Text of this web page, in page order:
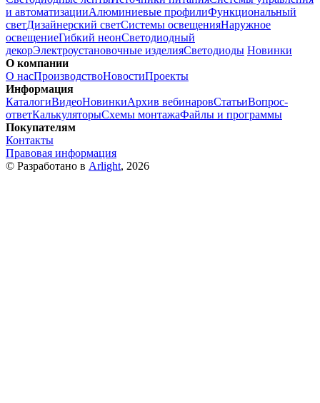
и автоматизацииАлюминиевые профилиФункциональный
светДизайнерский светСистемы освещенияНаружное
освещениеГибкий неонСветодиодный
декорЭлектроустановочные изделияСветодиоды Новинки
О компании
О насПроизводствоНовостиПроекты
Информация
КаталогиВидеоНовинкиАрхив вебинаровСтатьиВопрос-
ответКалькуляторыСхемы монтажаФайлы и программы
Покупателям
Контакты
Правовая информация
© Разработано в Arlight, 2026